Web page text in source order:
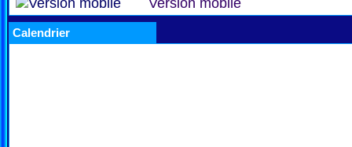
Version mobile
Calendrier